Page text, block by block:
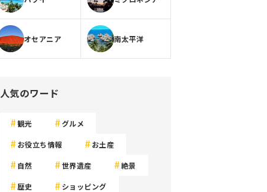
オセアニア 南太平洋
人気のワード
観光 グルメ
お役立ち情報 お土産
自然 世界遺産 絶景
歴史 ショッピング